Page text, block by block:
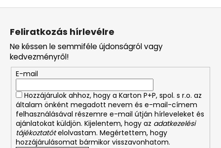
L
Feliratkozás hírlevélre
Ne késsen le semmiféle újdonságról vagy
kedvezményről!
E-mail
Hozzájárulok ahhoz, hogy a Karton P+P, spol. s r.o. az
általam önként megadott nevem és e-mail-címem
felhasználásával részemre e-mail útján hírleveleket és
ajánlatokat küldjön. Kijelentem, hogy az adatkezelési
tájékoztatótelolvastam. Megértettem, hogy
hozzájárulásomat bármikor visszavonhatom.